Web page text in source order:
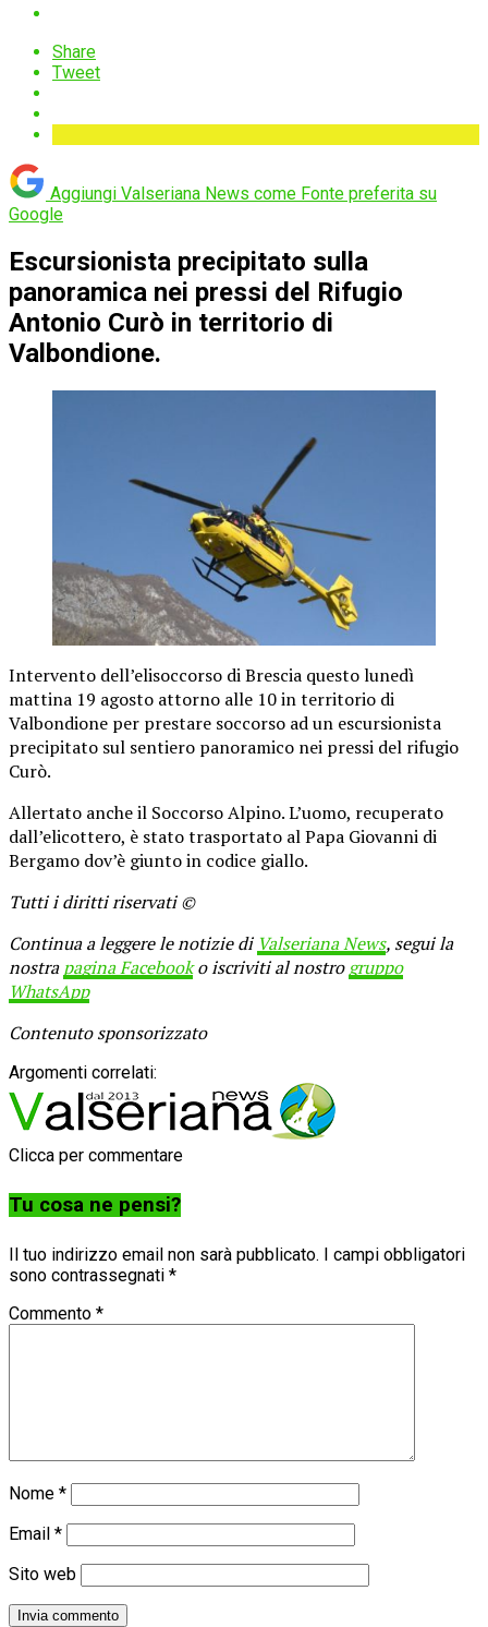
Share
Tweet
Aggiungi Valseriana News come Fonte preferita su
Google
Escursionista precipitato sulla
panoramica nei pressi del Rifugio
Antonio Curò in territorio di
Valbondione.
Intervento dell’elisoccorso di Brescia questo lunedì
mattina 19 agosto attorno alle 10 in territorio di
Valbondione per prestare soccorso ad un escursionista
precipitato sul sentiero panoramico nei pressi del rifugio
Curò.
Allertato anche il Soccorso Alpino. L’uomo, recuperato
dall’elicottero, è stato trasportato al Papa Giovanni di
Bergamo dov’è giunto in codice giallo.
Tutti i diritti riservati ©
Continua a leggere le notizie di Valseriana News, segui la
nostrapagina Facebooko iscriviti al nostrogruppo
WhatsApp
Contenuto sponsorizzato
Argomenti correlati:
Clicca per commentare
Tu cosa ne pensi?
Il tuo indirizzo email non sarà pubblicato.
I campi obbligatori
sono contrassegnati *
Commento *
Nome *
Email *
Sito web